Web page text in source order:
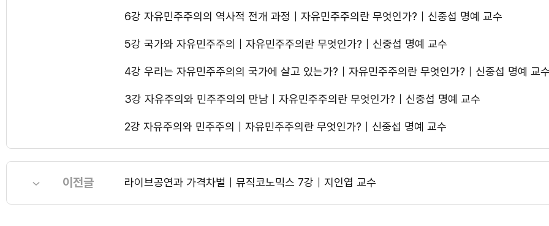
6강 자유민주주의의 역사적 전개 과정｜자유민주주의란 무엇인가?｜신중섭 명예 교수
5강 국가와 자유민주주의｜자유민주주의란 무엇인가?｜신중섭 명예 교수
4강 우리는 자유민주주의의 국가에 살고 있는가?｜자유민주주의란 무엇인가?｜신중섭 명예 교
3강 자유주의와 민주주의의 만남｜자유민주주의란 무엇인가?｜신중섭 명예 교수
2강 자유주의와 민주주의｜자유민주주의란 무엇인가?｜신중섭 명예 교수
이전글 라이브공연과 가격차별｜뮤직코노믹스 7강｜지인엽 교수